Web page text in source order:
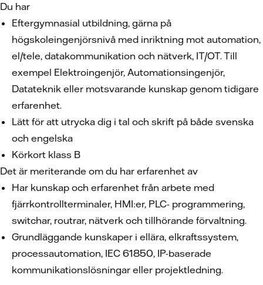
Du har
Eftergymnasial utbildning, gärna på
högskoleingenjörsnivå med inriktning mot automation,
el/tele, datakommunikation och nätverk, IT/OT. Till
exempel Elektroingenjör, Automationsingenjör,
Datateknik eller motsvarande kunskap genom tidigare
erfarenhet.
Lätt för att utrycka dig i tal och skrift på både svenska
och engelska
Körkort klass B
Det är meriterande om du har erfarenhet av
Har kunskap och erfarenhet från arbete med
fjärrkontrollterminaler, HMI:er, PLC- programmering,
switchar, routrar, nätverk och tillhörande förvaltning.
Grundläggande kunskaper i ellära, elkraftssystem,
processautomation, IEC 61850, IP-baserade
kommunikationslösningar eller projektledning.